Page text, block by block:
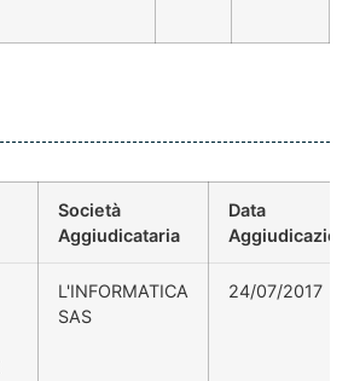
Società
Aggiudicataria
Data
L'INFORMATICA
SAS
24/07/2017